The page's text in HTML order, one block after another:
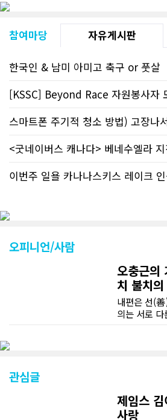
참여마당 자유게시판
한국인 & 남미 아미고 축구 or 풋살
[KSSC] Beyond Race 자원봉사자
스마트폰 주기적 청소 방법) 고장나
<굿네이버스 캐나다> 베네수엘라
이번주 일욜 카나나스키스 레이크
오피니언/사람
오충근의
치 불치
내편은 선(
의는 서로
복, 배신, 변
으로 박정희
관심글
제임스
사랑